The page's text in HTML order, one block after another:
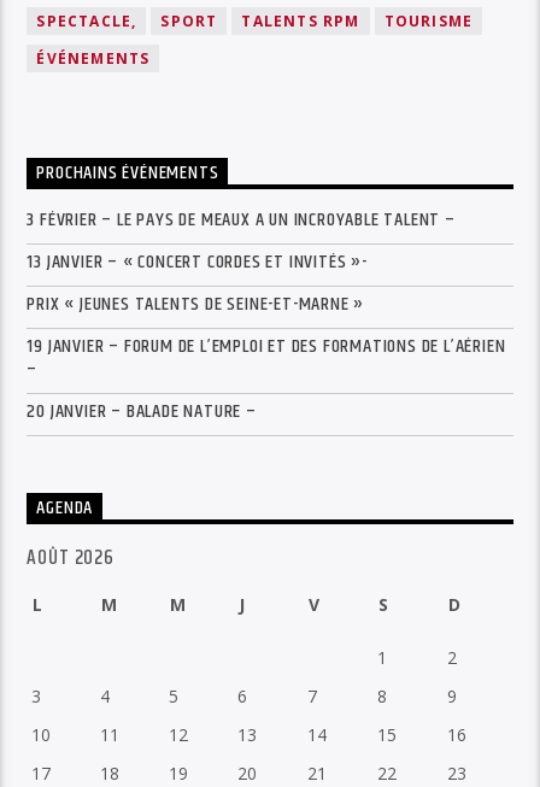
SPECTACLE,
SPORT TALENTS RPM
TOURISME
ÉVÉNEMENTS
PROCHAINS ÉVÉNEMENTS
3 FÉVRIER – LE PAYS DE MEAUX A UN INCROYABLE TALENT –
13 JANVIER – « CONCERT CORDES ET INVITÉS »-
PRIX « JEUNES TALENTS DE SEINE-ET-MARNE »
19 JANVIER – FORUM DE L’EMPLOI ET DES FORMATIONS DE L’AÉRIEN
–
20 JANVIER – BALADE NATURE –
AGENDA
AOÛT 2026
L M M J V S D
1
2
3
4 5 6 7 8
9
10
11 12 13 14 15
16
17
18 19 20 21 22
23